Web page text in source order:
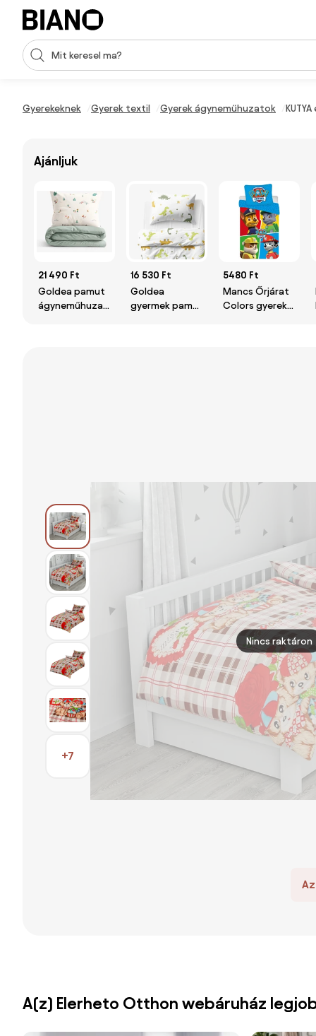
Navigáció kihagyása, ugrás a tartalomra
Keresési bevitel
Gyerekeknek Gyerek textil Gyerek ágyneműhuzatok
Ajánljuk
21 490 Ft
Goldea pamut
ágyneműhuzat
16 530 Ft
Goldea
gyermek pamut
5480 Ft
Mancs Őrjárat
Colors gyerek,
+7
Nincs raktáron
A(z) Elerheto Otthon webáruház